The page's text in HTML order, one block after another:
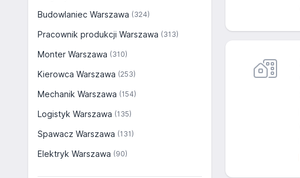
Budowlaniec Warszawa (324)
Pracownik produkcji Warszawa (313)
Monter Warszawa (310)
Kierowca Warszawa (253)
Mechanik Warszawa (154)
Logistyk Warszawa (135)
Spawacz Warszawa (131)
Elektryk Warszawa (90)